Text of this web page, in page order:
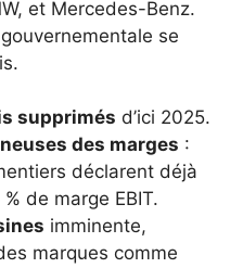
et Mercedes-Benz.
se
supprimés d’ici 2025.
des marges :
déclarent déjà
de marge EBIT.
imminente,
marques comme